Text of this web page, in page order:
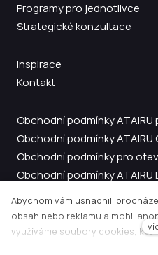
Programy pro jednotlivce
Strategické konzultace
Inspirace
Kontakt
Obchodní podmínky ATAIRU
Obchodní podmínky ATAIRU
Obchodní podmínky pro
Obchodní podmínky ATAIRU
Abychom vám usnadnili
obsah nebo reklamu a mohli
využíváme soubory cookies,